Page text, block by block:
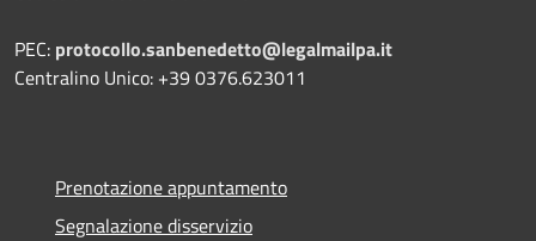
PEC: protocollo.sanbenedetto@legalmailpa.it
Centralino Unico: +39 0376.623011
Prenotazione appuntamento
Segnalazione disservizio